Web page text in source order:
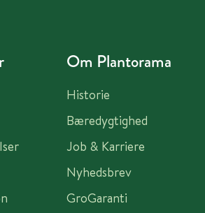
Om Plantorama
Historie
Bæredygtighed
Job & Karriere
Nyhedsbrev
GroGaranti